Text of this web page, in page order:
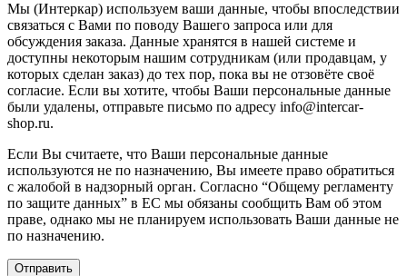
Мы (Интеркар) используем ваши данные, чтобы впоследствии
связаться с Вами по поводу Вашего запроса или для
обсуждения заказа. Данные хранятся в нашей системе и
доступны некоторым нашим сотрудникам (или продавцам, у
которых сделан заказ) до тех пор, пока вы не отзовёте своё
согласие. Если вы хотите, чтобы Ваши персональные данные
были удалены, отправьте письмо по адресу info@intercar-
shop.ru.
Если Вы считаете, что Ваши персональные данные
используются не по назначению, Вы имеете право обратиться
с жалобой в надзорный орган. Согласно “Общему регламенту
по защите данных” в ЕС мы обязаны сообщить Вам об этом
праве, однако мы не планируем использовать Ваши данные не
по назначению.
Отправить